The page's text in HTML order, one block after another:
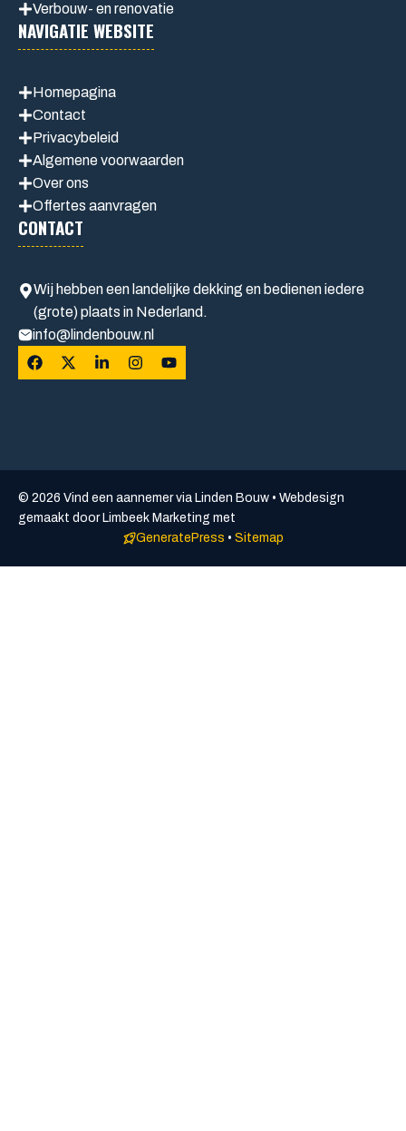
Verbouw- en renovatie
NAVIGATIE WEBSITE
Homepagina
Contact
Privacybeleid
Algemene voorwaarden
Over ons
Offertes aanvragen
CONTACT
Wij hebben een landelijke dekking en bedienen iedere
(grote) plaats in Nederland.
info@lindenbouw.nl
© 2026 Vind een aannemer via Linden Bouw • Webdesign
gemaakt door Limbeek Marketing met
GeneratePress • Sitemap